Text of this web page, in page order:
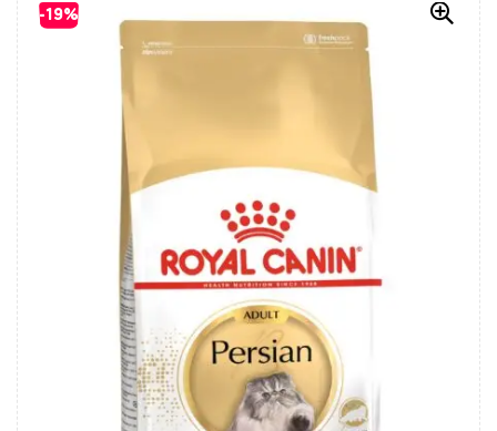
-19%